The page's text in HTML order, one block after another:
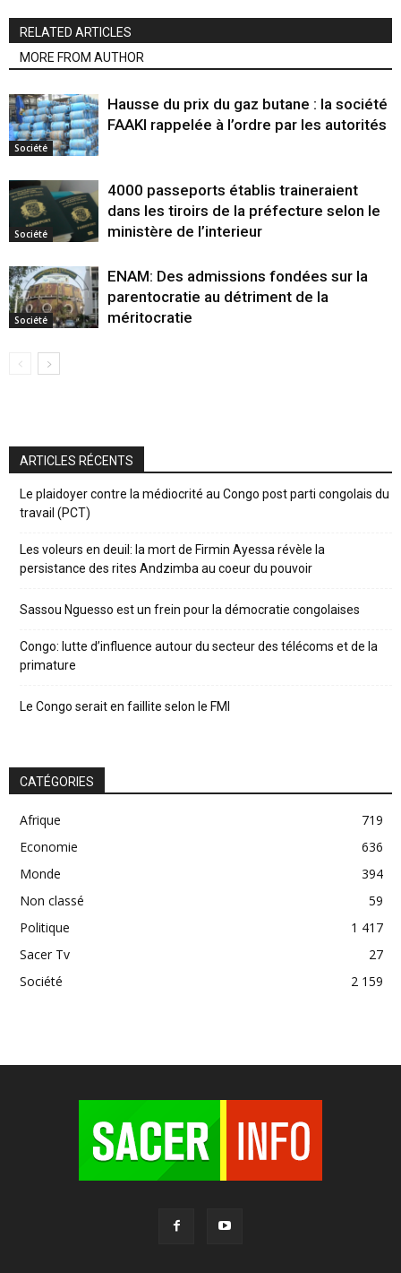
RELATED ARTICLES
MORE FROM AUTHOR
Société
Hausse du prix du gaz butane : la société
FAAKI rappelée à l’ordre par les autorités
Société
4000 passeports établis traineraient
dans les tiroirs de la préfecture selon le
ministère de l’interieur
Société
ENAM: Des admissions fondées sur la
parentocratie au détriment de la
méritocratie
ARTICLES RÉCENTS
Le plaidoyer contre la médiocrité au Congo post parti congolais du
travail (PCT)
Les voleurs en deuil: la mort de Firmin Ayessa révèle la
persistance des rites Andzimba au coeur du pouvoir
Sassou Nguesso est un frein pour la démocratie congolaises
Congo: lutte d’influence autour du secteur des télécoms et de la
primature
Le Congo serait en faillite selon le FMI
CATÉGORIES
Afrique
719
Economie
636
Monde
394
Non classé
59
Politique
1 417
Sacer Tv
27
Société
2 159